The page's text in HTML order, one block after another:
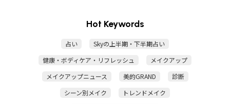
Hot Keywords
占い
Skyの上半期・下半期占い
健康・ボディケア・リフレッシュ
メイクアップ
メイクアップニュース
美的GRAND
診断
シーン別メイク
トレンドメイク